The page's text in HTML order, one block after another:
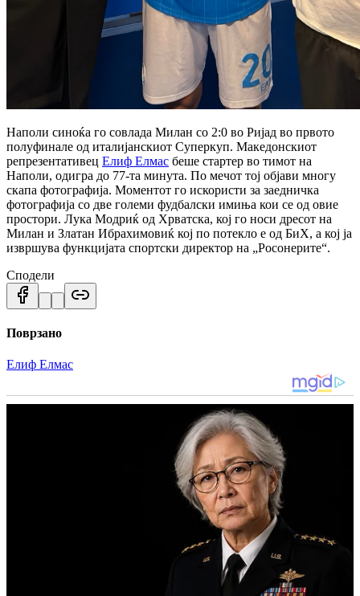
Наполи синоќа го совлада Милан со 2:0 во Ријад во првото
полуфинале од италијанскиот Суперкуп. Македонскиот
репрезентативец Елиф Елмас беше стартер во тимот на
Наполи, одигра до 77-та минута. По мечот тој објави многу
скапа фотографија. Моментот го искористи за заедничка
фотографија со две големи фудбалски имиња кои се од овие
простори. Лука Модриќ од Хрватска, кој го носи дресот на
Милан и Златан Ибрахимовиќ кој по потекло е од БиХ, а кој ја
извршува функцијата спортски директор на „Росонерите“.
Сподели
Поврзано
Елиф Елмас